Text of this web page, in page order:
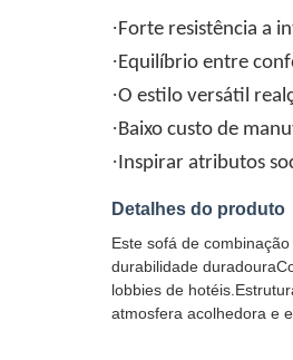
·Forte resistência a
·Equilíbrio entre
·O estilo versátil
·Baixo custo de
·Inspirar atributos
Detalhes do produto
Este sofá de
durabilidade
lobbies de
atmosfera acolhedora e